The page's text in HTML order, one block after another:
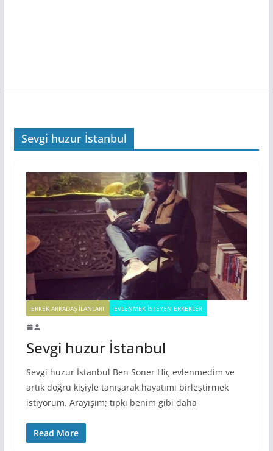
Sevgi huzur İstanbul
ERKEK ARKADAŞ ILANLARI EVLENMEK İSTEYEN ERKEKLER
Sevgi huzur İstanbul
Sevgi huzur İstanbul Ben Soner Hiç evlenmedim ve
artık doğru kişiyle tanışarak hayatımı birleştirmek
istiyorum. Arayışım; tıpkı benim gibi daha
Read More